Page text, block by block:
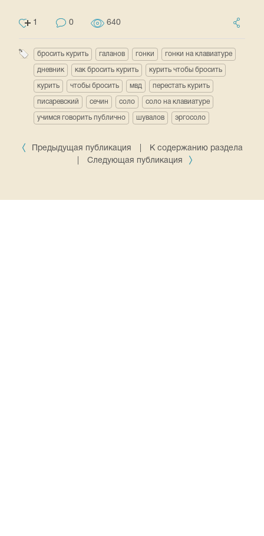
1 0 640
бросить курить галанов гонки гонки на клавиатуре
дневник как бросить курить курить чтобы бросить
курить чтобы бросить мвд перестать курить
писаревский сечин соло соло на клавиатуре
учимся говорить публично шувалов эргосоло
Предыдущая публикация
К содержанию раздела
Следующая публикация